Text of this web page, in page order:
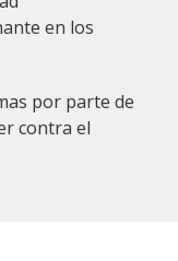
en los
por parte de
contra el